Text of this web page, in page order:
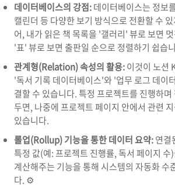
데이터베이스의 강점:데이터베이스는 정보
캘린더 등 다양한 보기 방식으로 전환할 수
어, 내가 읽은 책 목록을 '갤러리' 뷰로 보면
'표' 뷰로 보면 출판일 순으로 정렬하기 쉽습
관계형(Relation) 속성의 활용:이것이 노션
'독서 기록 데이터베이스'와 '업무 로그 데이
결할 수 있습니다. 특정 프로젝트를 진행하
두면, 나중에 프로젝트 페이지 안에서 관련
있습니다.
롤업(Rollup) 기능을 통한 데이터 요약:연결
특정 값(예: 프로젝트 진행률, 독서 페이지 수
계산해주는 기능을 통해 시스템의 자동화 수
다. ⚙️